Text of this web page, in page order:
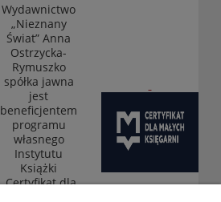
Wydawnictwo
„Nieznany
Świat” Anna
Ostrzycka-
Rymuszko
spółka jawna
jest
beneficjentem
programu
własnego
Instytutu
Książki
„Certyfikat dla